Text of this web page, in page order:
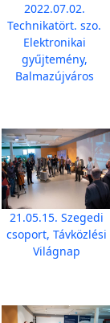
2022.07.02.
Technikatört. szo.
Elektronikai
gyűjtemény,
Balmazújváros
21.05.15. Szegedi
csoport, Távközlési
Világnap